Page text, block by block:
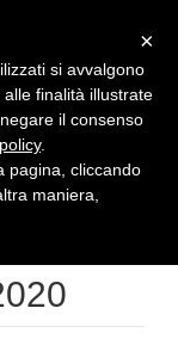
T
o
g
a
×
si avvalgono
finalità illustrate
il consenso
.
pagina, cliccando
maniera,